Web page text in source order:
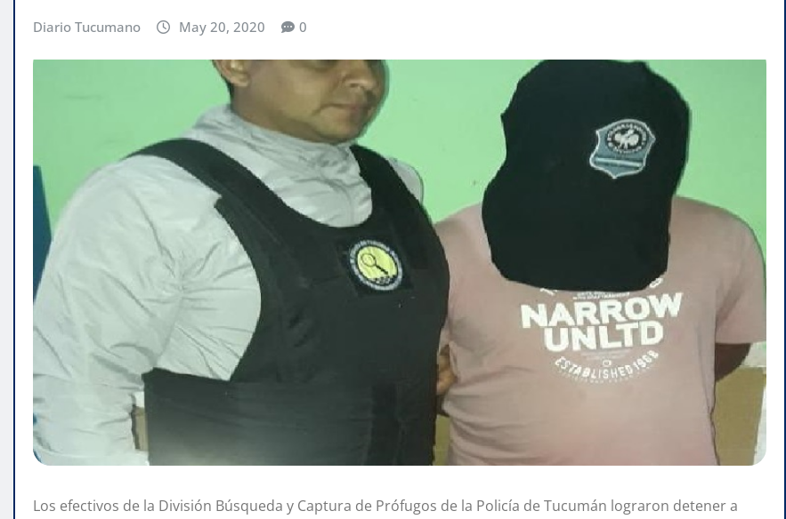
Diario Tucumano May 20, 2020 0
Los efectivos de la División Búsqueda y Captura de Prófugos de la Policía de Tucumán lograron detener a